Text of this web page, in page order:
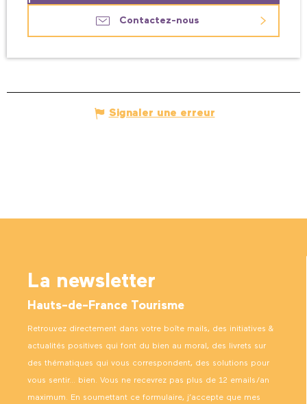
Contactez-nous
Signaler une erreur
La newsletter
Hauts-de-France Tourisme
Retrouvez directement dans votre boîte mails, des initiatives &
actualités positives qui font du bien au moral, des livrets sur
des thématiques qui vous correspondent, des solutions pour
vous sentir… bien. Vous ne recevrez pas plus de 12 emails/an
maximum. En soumettant ce formulaire, j’accepte que mes